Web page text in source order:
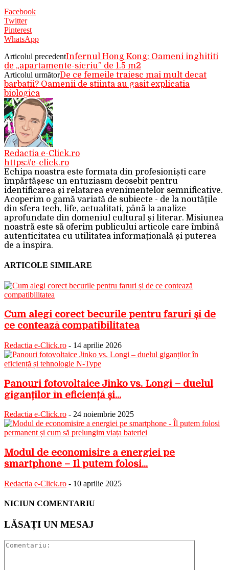
Facebook
Twitter
Pinterest
WhatsApp
Articolul precedentInfernul Hong Kong: Oameni inghititi
de „apartamente-sicriu” de 1.5 m2
Articolul următorDe ce femeile traiesc mai mult decat
barbatii? Oamenii de stiinta au gasit explicatia
biologica
Redactia e-Click.ro
https://e-click.ro
Echipa noastra este formata din profesioniști care
împărtășesc un entuziasm deosebit pentru
identificarea și relatarea evenimentelor semnificative.
Acoperim o gamă variată de subiecte - de la noutățile
din sfera tech, life, actualitati, până la analize
aprofundate din domeniul cultural și literar. Misiunea
noastră este să oferim publicului articole care îmbină
autenticitatea cu utilitatea informațională și puterea
de a inspira.
ARTICOLE SIMILARE
Cum alegi corect becurile pentru faruri și de
ce contează compatibilitatea
Redactia e-Click.ro - 14 aprilie 2026
Panouri fotovoltaice Jinko vs. Longi – duelul
giganților în eficiență și...
Redactia e-Click.ro - 24 noiembrie 2025
Modul de economisire a energiei pe
smartphone – Îl putem folosi...
Redactia e-Click.ro - 10 aprilie 2025
NICIUN COMENTARIU
LĂSAȚI UN MESAJ